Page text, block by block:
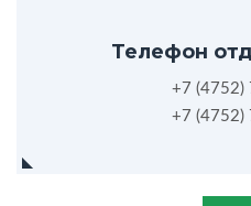
Телефон
+7 (4752)
+7 (4752)